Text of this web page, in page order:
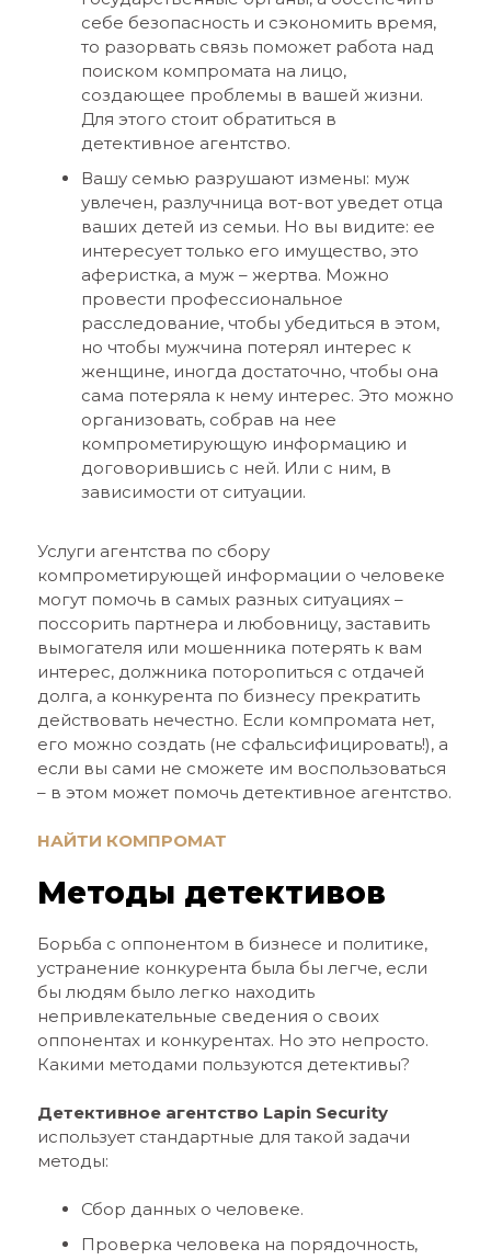
себе безопасность и сэкономить время,
то разорвать связь поможет работа над
поиском компромата на лицо,
создающее проблемы в вашей жизни.
Для этого стоит обратиться в
детективное агентство.
Вашу семью разрушают измены: муж
увлечен, разлучница вот-вот уведет отца
ваших детей из семьи. Но вы видите: ее
интересует только его имущество, это
аферистка, а муж – жертва. Можно
провести профессиональное
расследование, чтобы убедиться в этом,
но чтобы мужчина потерял интерес к
женщине, иногда достаточно, чтобы она
сама потеряла к нему интерес. Это можно
организовать, собрав на нее
компрометирующую информацию и
договорившись с ней. Или с ним, в
зависимости от ситуации.
Услуги агентства по сбору
компрометирующей информации о человеке
могут помочь в самых разных ситуациях –
поссорить партнера и любовницу, заставить
вымогателя или мошенника потерять к вам
интерес, должника поторопиться с отдачей
долга, а конкурента по бизнесу прекратить
действовать нечестно. Если компромата нет,
его можно создать (не сфальсифицировать!), а
если вы сами не сможете им воспользоваться
– в этом может помочь детективное агентство.
НАЙТИ КОМПРОМАТ
Методы детективов
Борьба с оппонентом в бизнесе и политике,
устранение конкурента была бы легче, если
бы людям было легко находить
непривлекательные сведения о своих
оппонентах и конкурентах. Но это непросто.
Какими методами пользуются детективы?
Детективное агентство Lapin Security
использует стандартные для такой задачи
методы:
Сбор данных о человеке.
Проверка человека на порядочность,